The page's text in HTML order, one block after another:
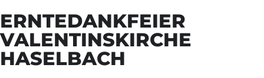
ERNTEDANKFEIER
VALENTINSKIRCHE
HASELBACH